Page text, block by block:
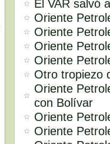
El VAR salvó
Oriente
Oriente
Oriente
Oriente
Otro tropiezo
Oriente
con Bolívar
Oriente
Oriente